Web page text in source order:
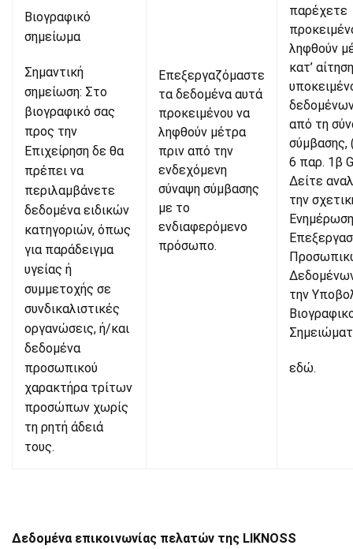
Βιογραφικό
σημείωμα
Σημαντική
σημείωση: Στο
βιογραφικό σας
προς την
Επιχείρηση δε θα
πρέπει να
περιλαμβάνετε
δεδομένα ειδικών
κατηγοριών, όπως
για παράδειγμα
υγείας ή
συμμετοχής σε
συνδικαλιστικές
οργανώσεις, ή/και
δεδομένα
προσωπικού
χαρακτήρα τρίτων
προσώπων χωρίς
τη ρητή άδειά
τους.
Επεξεργαζόμαστε
τα δεδομένα αυτά
προκειμένου να
ληφθούν μέτρα
πριν από την
ενδεχόμενη
σύναψη σύμβασης
με το
ενδιαφερόμενο
πρόσωπο.
παρέχετε
ληφθούν
κατ’
από τη
σύμβασης,
6 παρ. 1β
Δείτε
την
Ενημέρωση
την
εδώ.
Δεδομένα επικοινωνίας πελατών της LIKNOSS